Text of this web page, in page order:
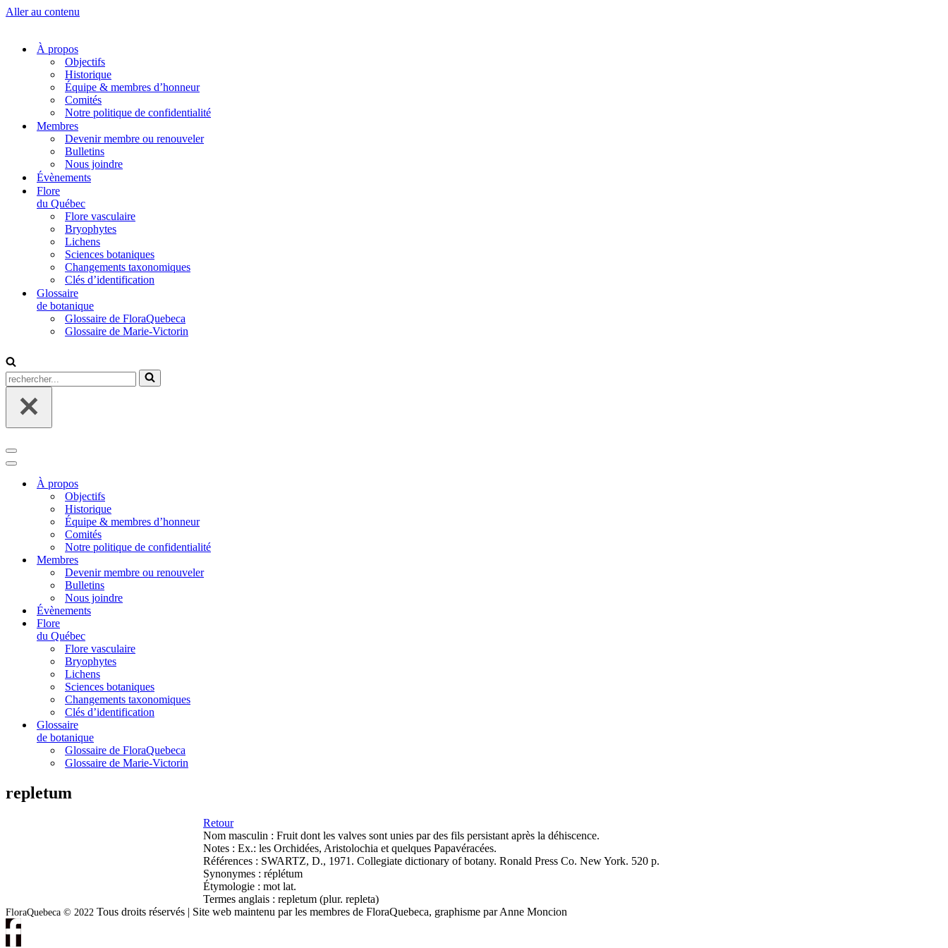
Aller au contenu
À propos
Objectifs
Historique
Équipe & membres d’honneur
Comités
Notre politique de confidentialité
Membres
Devenir membre ou renouveler
Bulletins
Nous joindre
Évènements
Flore
du Québec
Flore vasculaire
Bryophytes
Lichens
Sciences botaniques
Changements taxonomiques
Clés d’identification
Glossaire
de botanique
Glossaire de FloraQuebeca
Glossaire de Marie-Victorin
Rechercher...
Menu
de
navigation
Menu
navigationÀ propos
Objectifs
Historique
Équipe & membres d’honneur
Comités
Notre politique de confidentialité
Membres
Devenir membre ou renouveler
Bulletins
Nous joindre
Évènements
Flore
du Québec
Flore vasculaire
Bryophytes
Lichens
Sciences botaniques
Changements taxonomiques
Clés d’identification
Glossaire
de botanique
Glossaire de FloraQuebeca
Glossaire de Marie-Victorin
repletum
Retour
Nom masculin : Fruit dont les valves sont unies par des fils persistant après la déhiscence.
Notes : Ex.: les Orchidées, Aristolochia et quelques Papavéracées.
Références : SWARTZ, D., 1971. Collegiate dictionary of botany. Ronald Press Co. New York. 520 p.
Synonymes : réplétum
Étymologie : mot lat.
Termes anglais : repletum (plur. repleta)
FloraQuebeca © 2022 Tous droits réservés | Site web maintenu par les membres de FloraQuebeca, graphisme par Anne Moncion